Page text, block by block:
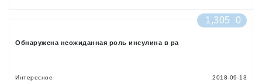
1,305 0
Обнаружена неожиданная роль инсулина в ра
Интересное 2018-09-13